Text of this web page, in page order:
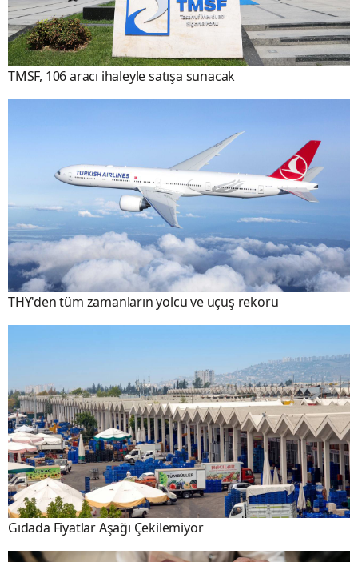
TMSF, 106 aracı ihaleyle satışa sunacak
THY'den tüm zamanların yolcu ve uçuş rekoru
Gıdada Fiyatlar Aşağı Çekilemiyor